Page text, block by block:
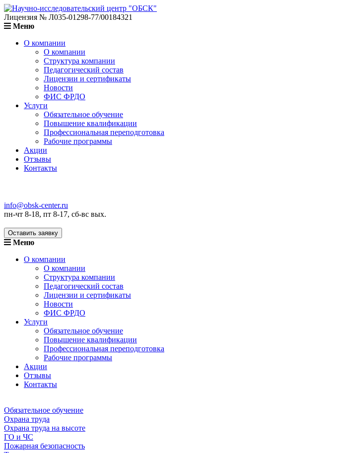
Лицензия № Л035-01298-77/00184321
Меню
О компании
О компании
Структура компании
Педагогический состав
Лицензии и сертификаты
Новости
ФИС ФРДО
Услуги
Обязательное обучение
Повышение квалификации
Профессиональная переподготовка
Рабочие программы
Акции
Отзывы
Контакты
info@obsk-center.ru
пн-чт 8-18, пт 8-17, сб-вс вых.
Оставить заявку
Меню
О компании
О компании
Структура компании
Педагогический состав
Лицензии и сертификаты
Новости
ФИС ФРДО
Услуги
Обязательное обучение
Повышение квалификации
Профессиональная переподготовка
Рабочие программы
Акции
Отзывы
Контакты
Обязательное обучение
Охрана труда
Охрана труда на высоте
ГО и ЧС
Пожарная безопасность